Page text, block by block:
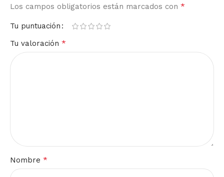
Los campos obligatorios están marcados con *
Tu puntuación
Tu valoración *
Nombre *